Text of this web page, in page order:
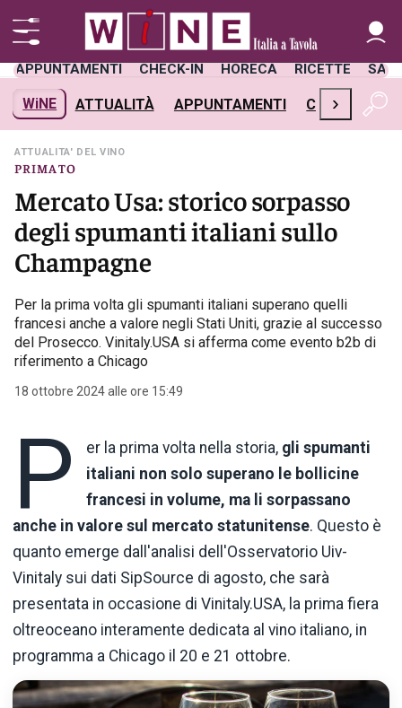
APPUNTAMENTI CHECK-IN HORECA RICETTE
WiNE ATTUALITÀ APPUNTAMENTI CHECK-IN
›
PRIMATO
ATTUALITA' DEL VINO
Mercato Usa: storico sorpasso
degli spumanti italiani sullo
Champagne
Per la prima volta gli spumanti italiani superano quelli
francesi anche a valore negli Stati Uniti, grazie al successo
del Prosecco. Vinitaly.USA si afferma come evento b2b di
riferimento a Chicago
18 ottobre 2024 alle ore 15:49
P er la prima volta nella storia, gli spumanti
italiani non solo superano le bollicine
francesi in volume, ma li sorpassano
anche in valore sul mercato statunitense. Questo è
quanto emerge dall'analisi dell'Osservatorio Uiv-
Vinitaly sui dati SipSource di agosto, che sarà
presentata in occasione di Vinitaly.USA, la prima fiera
oltreoceano interamente dedicata al vino italiano, in
programma a Chicago il 20 e 21 ottobre.